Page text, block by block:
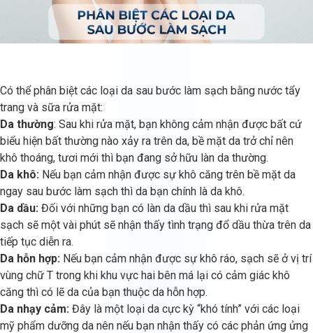
Có thể phân biệt các loại da sau bước làm sạch bằng nước tẩy
trang và sữa rửa mặt:
Da thường: Sau khi rửa mặt, bạn không cảm nhận được bất cứ
biểu hiện bất thường nào xảy ra trên da, bề mặt da trở chỉ nên
khô thoáng, tươi mới thì bạn đang sở hữu làn da thường.
Da khô: Nếu bạn cảm nhận được sự khô căng trên bề mặt da
ngay sau bước làm sạch thì da bạn chính là da khô.
Da dầu: Đối với những bạn có làn da dầu thì sau khi rửa mặt
sạch sẽ một vài phút sẽ nhận thấy tình trạng đổ dầu thừa trên da
tiếp tục diễn ra.
Da hỗn hợp: Nếu bạn cảm nhận được sự khô ráo, sạch sẽ ở vị trí
vùng chữ T trong khi khu vực hai bên má lại có cảm giác khô
căng thì có lẽ da của bạn thuộc da hỗn hợp.
Da nhạy cảm: Đây là một loại da cực kỳ “khó tính” với các loại
mỹ phẩm dưỡng da nên nếu bạn nhận thấy có các phản ứng ửng